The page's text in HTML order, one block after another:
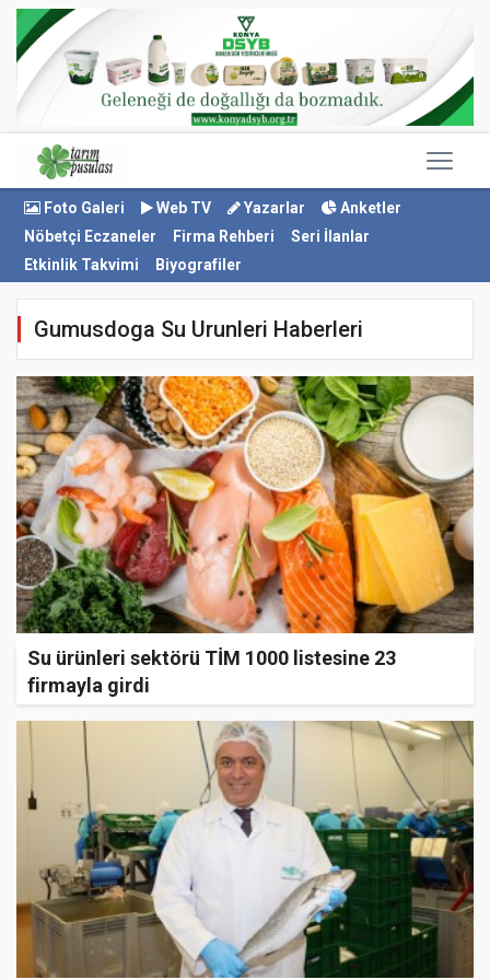
Foto Galeri Web TV Yazarlar
Anketler
Nöbetçi Eczaneler
Firma Rehberi
Seri İlanlar
Etkinlik Takvimi
Biyografiler
Gumusdoga Su Urunleri Haberleri
Su ürünleri sektörü TİM 1000 listesine 23
firmayla girdi